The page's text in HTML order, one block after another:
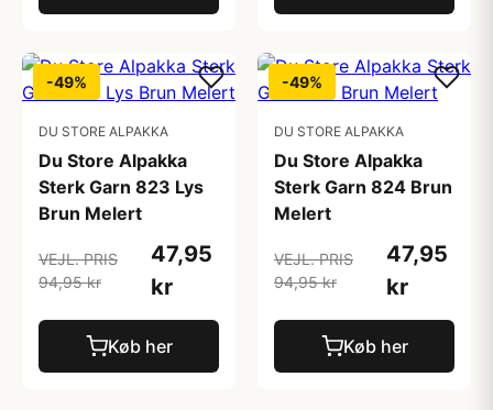
-49%
DU STORE ALPAKKA
Du Store Alpakka
Sterk Garn 823 Lys
Brun Melert
VEJL. PRIS
94,95 kr
47,95
kr
Køb her
-49%
DU STORE ALPAKKA
Du Store Alpakka
Sterk Garn 824 Brun
Melert
VEJL. PRIS
94,95 kr
47,95
kr
Køb her